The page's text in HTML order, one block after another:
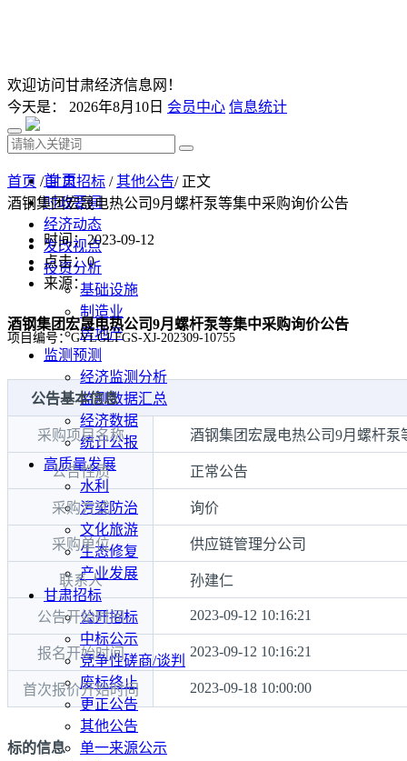
欢迎访问甘肃经济信息网！
今天是： 2026年8月10日 会员中心 信息统计
首 页
时政要闻
经济动态
发改视点
投资分析
基础设施
制造业
房地产
监测预测
经济监测分析
监测数据汇总
经济数据
统计公报
高质量发展
水利
污染防治
文化旅游
生态修复
产业发展
甘肃招标
公开招标
中标公示
竞争性磋商/谈判
废标终止
更正公告
其他公告
单一来源公示
首页 /甘肃招标 /其他公告/ 正文
酒钢集团宏晟电热公司9月螺杆泵等集中采购询价公告
时间：2023-09-12
点击：0
来源：
酒钢集团宏晟电热公司9月螺杆泵等集中采购询价公告
项目编号：GYLGLFGS-XJ-202309-10755
公告基本信息
采购项目名称 酒钢集团宏晟电热公司9月螺杆泵
公告性质 正常公告
采购方式 询价
采购单位 供应链管理分公司
联系人 孙建仁
公告开始时间 2023-09-12 10:16:21
报名开始时间 2023-09-12 10:16:21
首次报价开始时间 2023-09-18 10:00:00
标的信息